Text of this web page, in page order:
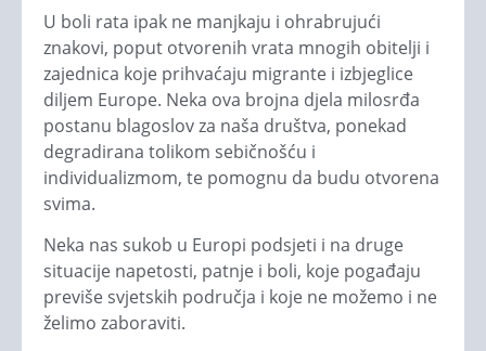
U boli rata ipak ne manjkaju i ohrabrujući
znakovi, poput otvorenih vrata mnogih obitelji i
zajednica koje prihvaćaju migrante i izbjeglice
diljem Europe. Neka ova brojna djela milosrđa
postanu blagoslov za naša društva, ponekad
degradirana tolikom sebičnošću i
individualizmom, te pomognu da budu otvorena
svima.
Neka nas sukob u Europi podsjeti i na druge
situacije napetosti, patnje i boli, koje pogađaju
previše svjetskih područja i koje ne možemo i ne
želimo zaboraviti.